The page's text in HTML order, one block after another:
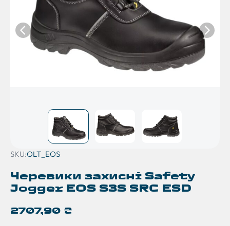
SKU:OLT_EOS
Черевики захисні Safety
Jogger EOS S3S SRC ESD
2707,90 ₴